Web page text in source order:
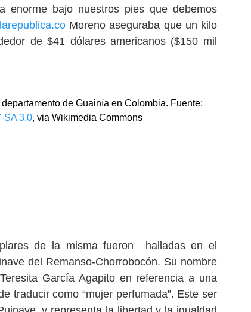
enorme bajo nuestros pies que debemos
Moreno aseguraba que un kilo
de $41 dólares americanos ($150 mil
de Guainía en Colombia. Fuente:
SA 3.0, via Wikimedia Commons
de la misma fueron halladas en el
del Remanso-Chorrobocón. Su nombre
García Agapito en referencia a una
traducir como “mujer perfumada”. Este ser